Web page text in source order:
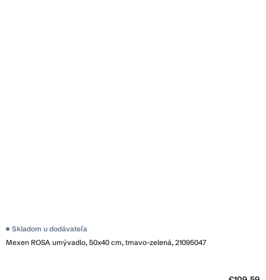
Mexen ROSA umývadlo, 50x40 cm, tmavo-zelená, 21095047
Skladom u dodávateľa